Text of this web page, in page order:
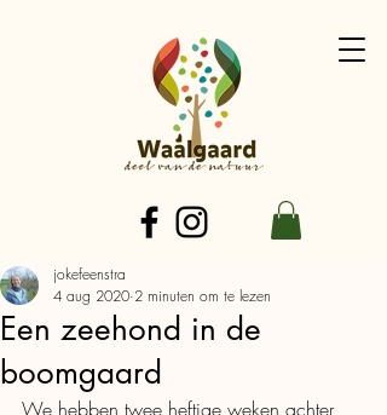
Een zeehond in de
boomgaard
jokefeenstra
4 aug 2020 2 minuten om te lezen
We hebben twee heftige weken achter